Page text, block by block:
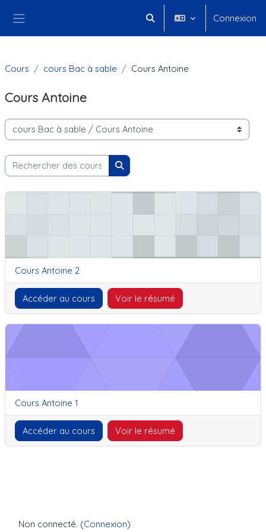
Activer/désactiver la saisie
Connexion
Cours cours Bac à sable Cours Antoine
Cours Antoine
Catégories de cours
Rechercher des cours
Rechercher des cours
Cours Antoine 2
Nom du cours
Cours Antoine 2
Accéder au cours Voir le résumé
Cours Antoine 1
Nom du cours
Cours Antoine 1
Accéder au cours Voir le résumé
Non connecté. (Connexion)